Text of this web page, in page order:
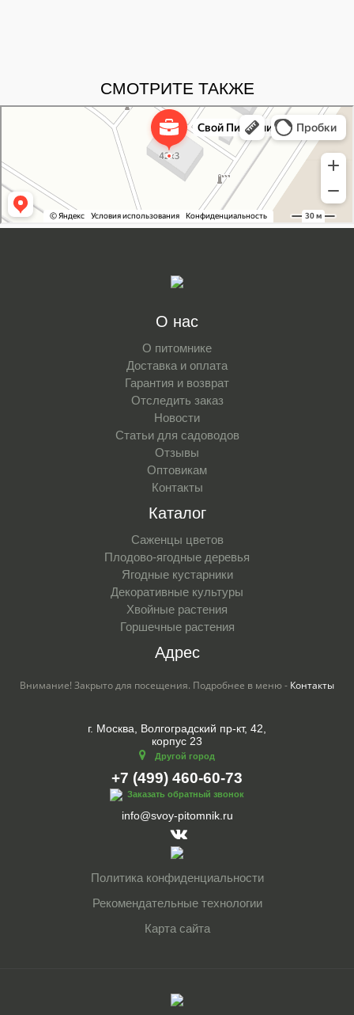
СМОТРИТЕ ТАКЖЕ
Питомник растений в Москве
О нас
О питомнике
Доставка и оплата
Гарантия и возврат
Отследить заказ
Новости
Статьи для садоводов
Отзывы
Оптовикам
Контакты
Каталог
Саженцы цветов
Плодово-ягодные деревья
Ягодные кустарники
Декоративные культуры
Хвойные растения
Горшечные растения
Адрес
Внимание! Закрыто для посещения. Подробнее в меню - Контакты
г. Москва, Волгоградский пр-кт, 42,
корпус 23
Другой город
+7 (499) 460-60-73
Заказать обратный звонок
info@svoy-pitomnik.ru
Политика конфиденциальности
Рекомендательные технологии
Карта сайта